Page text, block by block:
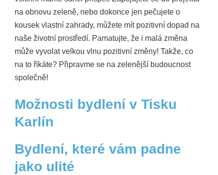
na obnovu zeleně, nebo dokonce jen pečujete o
kousek vlastní zahrady, můžete mít pozitivní dopad na
naše životní prostředí. Pamatujte, že i malá změna
může vyvolat velkou vlnu pozitivní změny! Takže, co
na to říkáte? Připravme se na zelenější budoucnost
společně!
Možnosti bydlení v Tisku
Karlín
Bydlení, které vám padne
jako ulité